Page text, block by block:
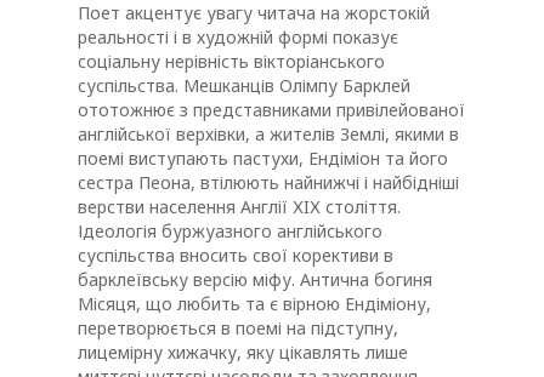
Поет акцентує увагу читача на жорстокій
реальності і в художній формі показує
соціальну нерівність вікторіанського
суспільства. Мешканців Олімпу Барклей
ототожнює з представниками привілейованої
англійської верхівки, а жителів Землі, якими в
поемі виступають пастухи, Ендіміон та його
сестра Пеона, втілюють найнижчі і найбідніші
верстви населення Англії ХIХ століття.
Ідеологія буржуазного англійського
суспільства вносить свої корективи в
барклеївську версію міфу. Антична богиня
Місяця, що любить та є вірною Ендіміону,
перетворюється в поемі на підступну,
лицемірну хижачку, яку цікавлять лише